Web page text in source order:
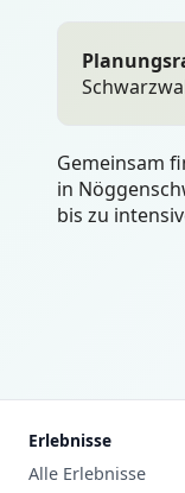
Gemeinsam
in
bis zu
Erlebnisse
Alle Erlebnisse